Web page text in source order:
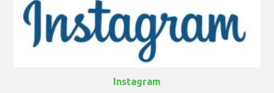
Instagram